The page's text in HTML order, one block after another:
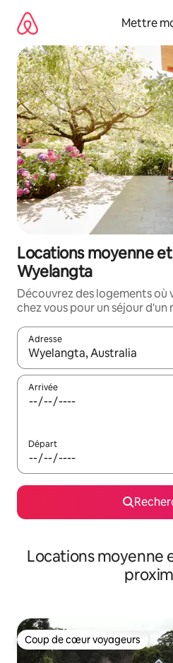
directement
contenu
Mettre
Locations moyenne
Wyelangta
Découvrez des logements où
chez vous pour un séjour d'un
Adresse
Lorsque les résultats
Arrivée
Départ
Locations moyenne
Coup de cœur voyageurs
Coup de cœur voyageurs